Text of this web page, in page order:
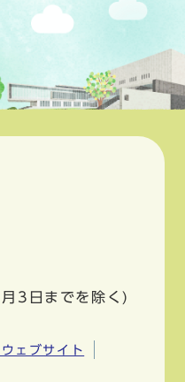
3日までを除く)
ェブサイト